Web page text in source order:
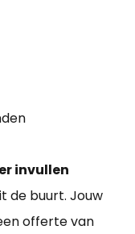
invullen
de buurt. Jouw
offerte van